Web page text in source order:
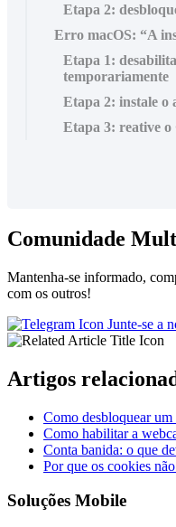
Etapa 2:
Erro macOS: “A
Etapa 1:
temporariamente
Etapa 2: instale o
Etapa 3: reative o
Comunidade
Mantenha-se informado,
com os outros!
Junte-se a
Artigos
Como desbloquear
Como habilitar a
Conta banida: o que
Por que os cookies
Soluções Mobile